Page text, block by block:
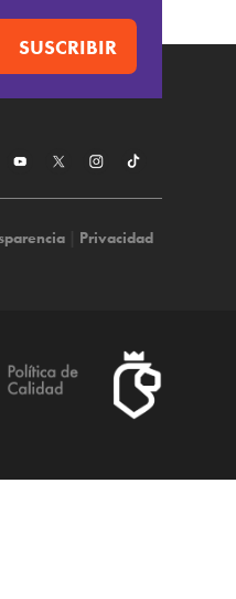
| Privacidad